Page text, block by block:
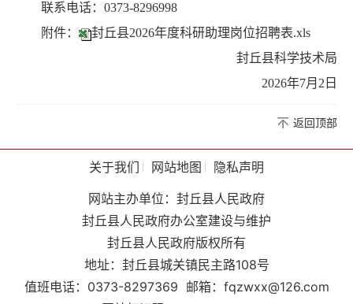
联系电话：0373-8296998
附件：
封丘县2026年度科研助理岗位招聘表.xls
封丘县科学技术局
2026年7月2日
返回顶部
关于我们 网站地图
隐私声明
网站主办单位：封丘县人民政府
封丘县人民政府办公室建设与维护
封丘县人民政府版权所有
地址：封丘县城关镇民主路108号
值班电话：0373-8297369 邮箱：fqzwxx@126.com